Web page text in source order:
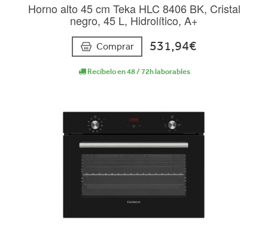
Horno alto 45 cm Teka HLC 8406 BK, Cristal
negro, 45 L, Hidrolítico, A+
Comprar 531,94€
Recíbelo en 48 / 72h laborables